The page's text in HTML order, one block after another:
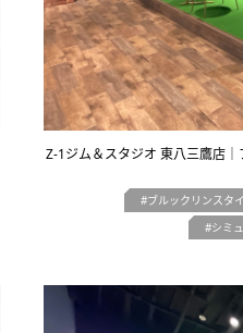
Z-1ジム＆スタジオ 東八三鷹店
ブルックリンスタ
シミ